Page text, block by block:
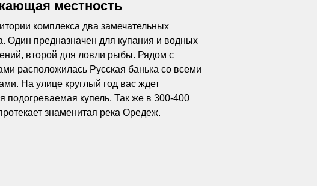
местность
комплекса два замечательных
Один предназначен для купания и водных
второй для ловли рыбы. Рядом с
расположилась Русская банька со всеми
На улице круглый год вас ждет
подогреваемая купель. Так же в 300-400
знаменитая река Оредеж.